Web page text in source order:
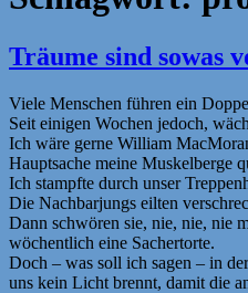
Träume sind sowas
Viele Menschen führen ein
Seit einigen Wochen jedoch,
Ich wäre gerne William
Hauptsache meine Muskelberge
Ich stampfte durch unser
Die Nachbarjungs eilten
Dann schwören sie, nie, nie, nie
wöchentlich eine Sachertorte.
Doch – was soll ich sagen – in
uns kein Licht brennt, damit die